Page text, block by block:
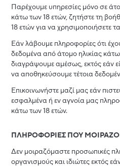
Παρέχουμε υπηρεσίες μόνο σε
κάτω των 18 ετών, ζητήστε τη
18 ετών για να χρησιμοποιήσετε
Εάν λάβουμε πληροφορίες ότι
δεδομένα από άτομο ηλικίας
διαγράψουμε αμέσως, εκτός εάν
να αποθηκεύσουμε τέτοια
Επικοινωνήστε μαζί μας εάν
εσφαλμένα ή εν αγνοία μας
κάτω των 18 ετών.
ΠΛΗΡΟΦΟΡΙΕΣ ΠΟΥ
Δεν μοιραζόμαστε προσωπικές
οργανισμούς και ιδιώτες εκτός